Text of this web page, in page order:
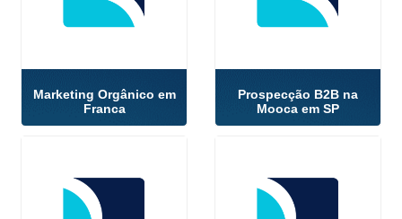
Marketing Orgânico em
Franca
Prospecção B2B na
Mooca em SP